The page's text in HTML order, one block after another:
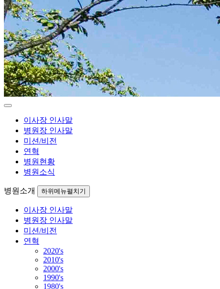
이사장 인사말
병원장 인사말
미션/비전
연혁
병원현황
병원소식
병원소개 하위메뉴펼치기
이사장 인사말
병원장 인사말
미션/비전
연혁
2020's
2010's
2000's
1990's
1980's